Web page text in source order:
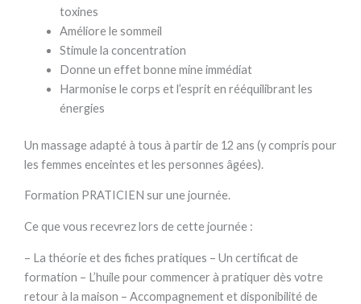
toxines
Améliore le sommeil
Stimule la concentration
Donne un effet bonne mine immédiat
Harmonise le corps et l’esprit en rééquilibrant les
énergies
Un massage adapté à tous à partir de 12 ans (y compris pour
les femmes enceintes et les personnes âgées).
Formation PRATICIEN sur une journée.
Ce que vous recevrez lors de cette journée :
– La théorie et des fiches pratiques – Un certificat de
formation – L’huile pour commencer à pratiquer dès votre
retour à la maison – Accompagnement et disponibilité de